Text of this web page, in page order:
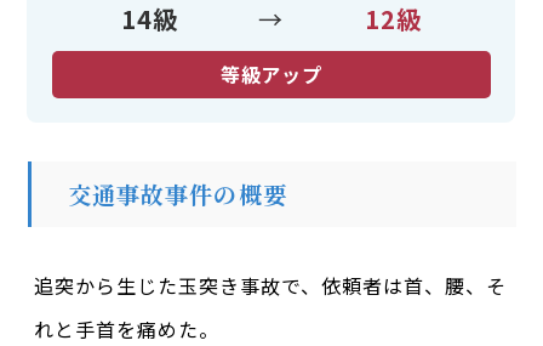
14級 → 12級
等級アップ
交通事故事件の概要
追突から生じた玉突き事故で、依頼者は首、腰、そ
れと手首を痛めた。